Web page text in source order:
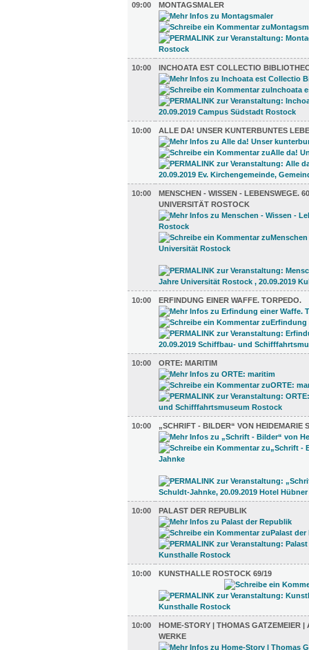
09:00 MONTAGSMALER
10:00 INCHOATA EST COLLECTIO
10:00 ALLE DA! UNSER KUNTERBUNTES
10:00
MENSCHEN - WISSEN - LEBENSWEGE.
UNIVERSITÄT ROSTOCK
10:00 ERFINDUNG EINER WAFFE. TORPEDO.
10:00 ORTE: MARITIM
10:00 „SCHRIFT - BILDER“ VON HEIDEMARIE
10:00 PALAST DER REPUBLIK
10:00 KUNSTHALLE ROSTOCK 69/19
10:00
HOME-STORY | THOMAS GATZEMEIER |
WERKE